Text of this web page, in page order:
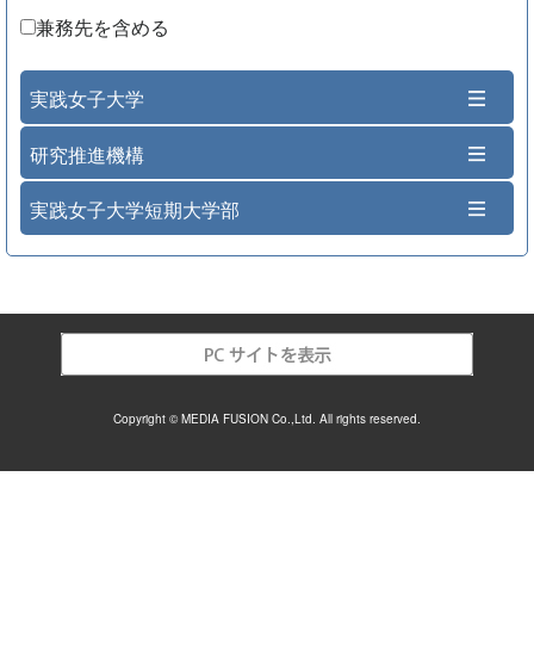
兼務先を含める
実践女子大学
研究推進機構
実践女子大学短期大学部
Copyright © MEDIA FUSION Co.,Ltd. All rights reserved.